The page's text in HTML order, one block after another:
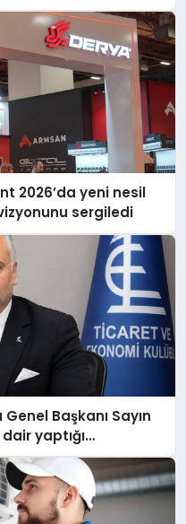
2026’da yeni nesil
sergiledi
Başkanı Sayın
yaptığı